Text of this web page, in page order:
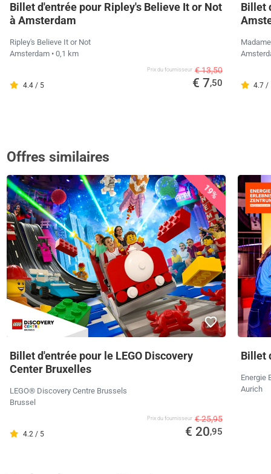
Billet d'entrée pour Ripley's Believe It or Not
à Amsterdam
Ripley's Believe It or Not
Amsterdam • 0,1 km
4.4 / 5
Prix ​​du fournisseur € 13,50
€ 7,50
Billet
4.7 /
Offres similaires
19%
Billet d'entrée pour le LEGO Discovery
Center Bruxelles
LEGO® Discovery Centre Brussels
Brussel
4.2 / 5
Prix ​​du fournisseur € 25,95
€ 20,95
Billet
Energie
Aurich